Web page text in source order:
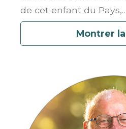
de cet enfant du Pays,
Montrer